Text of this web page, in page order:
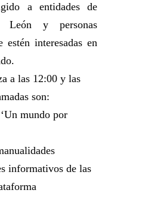
a entidades de
León y personas
estén interesadas en
a las 12:00 y las
son:
mundo por
de las